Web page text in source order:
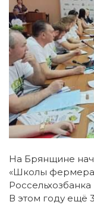
На Брянщине
«Школы
Россельхозбанка
В этом году ещё